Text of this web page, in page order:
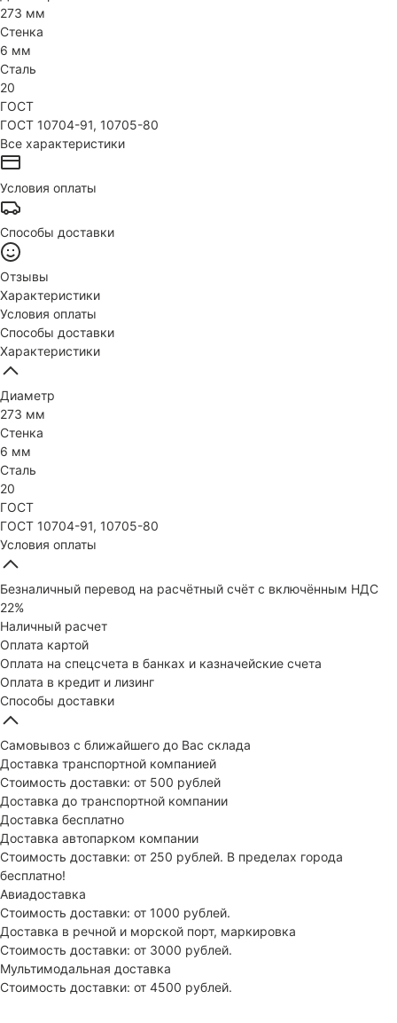
273 мм
Стенка
6 мм
Сталь
20
ГОСТ
ГОСТ 10704-91, 10705-80
Все характеристики
Условия оплаты
Способы доставки
Отзывы
Характеристики
Условия оплаты
Способы доставки
Характеристики
Диаметр
273 мм
Стенка
6 мм
Сталь
20
ГОСТ
ГОСТ 10704-91, 10705-80
Условия оплаты
Безналичный перевод на расчётный счёт с включённым НДС
22%
Наличный расчет
Оплата картой
Оплата на спецсчета в банках и казначейские счета
Оплата в кредит и лизинг
Способы доставки
Самовывоз с ближайшего до Вас склада
Доставка транспортной компанией
Стоимость доставки: от 500 рублей
Доставка до транспортной компании
Доставка бесплатно
Доставка автопарком компании
Стоимость доставки: от 250 рублей. В пределах города
бесплатно!
Авиадоставка
Стоимость доставки: от 1000 рублей.
Доставка в речной и морской порт, маркировка
Стоимость доставки: от 3000 рублей.
Мультимодальная доставка
Стоимость доставки: от 4500 рублей.